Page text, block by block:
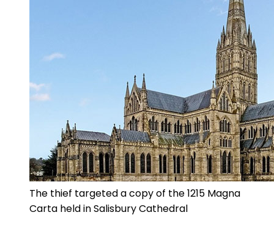
The thief targeted a copy of the 1215 Magna
Carta held in Salisbury Cathedral